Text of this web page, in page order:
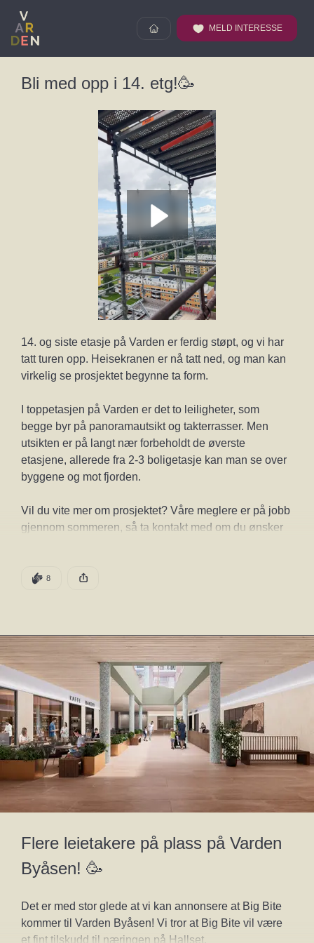
MELD INTERESSE
Bli med opp i 14. etg!🥳
Spill av videoen
14. og siste etasje på Varden er ferdig støpt, og vi har
tatt turen opp. Heisekranen er nå tatt ned, og man kan
virkelig se prosjektet begynne ta form.
I toppetasjen på Varden er det to leiligheter, som
begge byr på panoramautsikt og takterrasser. Men
utsikten er på langt nær forbeholdt de øverste
etasjene, allerede fra 2-3 boligetasje kan man se over
byggene og mot fjorden.
Vil du vite mer om prosjektet? Våre meglere er på jobb
gjennom sommeren, så ta kontakt med om du ønsker
DEN POSTEN HAR
8
Flere leietakere på plass på Varden
Byåsen! 🥳
Det er med stor glede at vi kan annonsere at Big Bite
kommer til Varden Byåsen! Vi tror at Big Bite vil være
et fint tilskudd til næringen på Hallset.